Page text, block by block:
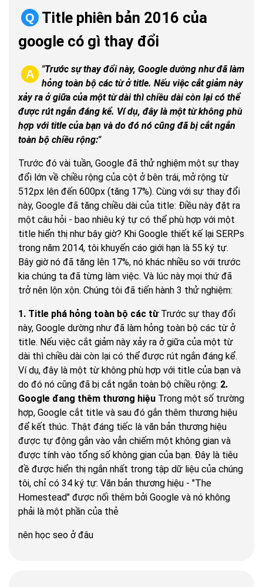
Q
Title phiên bản 2016 của
google có gì thay đổi
A
"Trước sự thay đổi này, Google dường như đã làm
hỏng toàn bộ các từ ở title. Nếu việc cắt giảm này
xảy ra ở giữa của một từ dài thì chiều dài còn lại có thể
được rút ngắn đáng kể. Ví dụ, đây là một từ không phù
hợp với title của bạn và do đó nó cũng đã bị cắt ngắn
toàn bộ chiều rộng:"
Trước đó vài tuần, Google đã thử nghiệm một sự thay
đổi lớn về chiều rộng của cột ở bên trái, mở rộng từ
512px lên đến 600px (tăng 17%). Cùng với sự thay đổi
này, Google đã tăng chiều dài của title: Điều này đặt ra
một câu hỏi - bao nhiêu ký tự có thể phù hợp với một
title hiển thị như bây giờ? Khi Google thiết kế lại SERPs
trong năm 2014, tôi khuyến cáo giới hạn là 55 ký tự.
Bây giờ nó đã tăng lên 17%, nó khác nhiều so với trước
kia chúng ta đã từng làm việc. Và lúc này mọi thứ đã
trở nên lộn xộn. Chúng tôi đã tiến hành 3 thử nghiệm:
1. Title phá hỏng toàn bộ các từTrước sự thay đổi
này, Google dường như đã làm hỏng toàn bộ các từ ở
title. Nếu việc cắt giảm này xảy ra ở giữa của một từ
dài thì chiều dài còn lại có thể được rút ngắn đáng kể.
Ví dụ, đây là một từ không phù hợp với title của bạn và
do đó nó cũng đã bị cắt ngắn toàn bộ chiều rộng: 2.
Google đang thêm thương hiệu Trong một số trường
hợp, Google cắt title và sau đó gắn thêm thương hiệu
để kết thúc. Thật đáng tiếc là văn bản thương hiệu
được tự động gắn vào vẫn chiếm một không gian và
được tính vào tổng số không gian của bạn. Đây là tiêu
đề được hiển thị ngắn nhất trong tập dữ liệu của chúng
tôi, chỉ có 34 ký tự: Văn bản thương hiệu - "The
Homestead" được nối thêm bởi Google và nó không
phải là một phần của thẻ
nên học seo ở đâu